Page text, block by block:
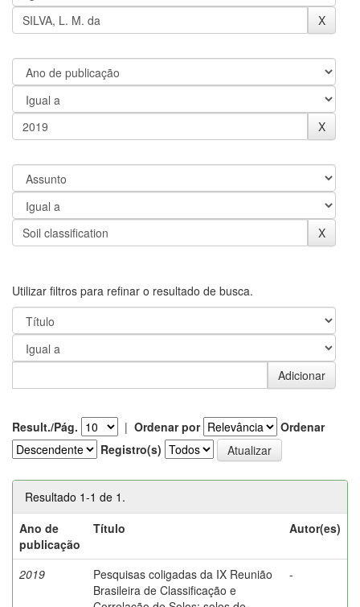
Utilizar filtros para refinar o resultado de busca.
Result./Pág. | Ordenar por
Ordenar
Registro(s)
Resultado 1-1 de 1.
Ano de
publicação
Título Autor(es)
2019
Pesquisas coligadas da IX Reunião
Brasileira de Classificação e
-